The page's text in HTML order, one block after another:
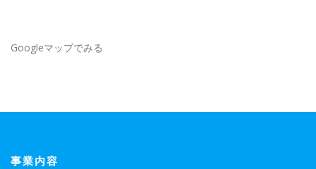
Googleマップでみる
事業内容